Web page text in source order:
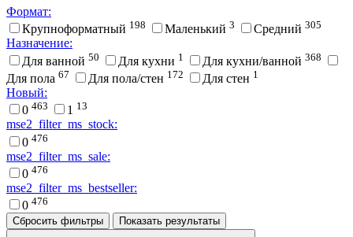
Формат:
Крупноформатный 198 Маленький 3 Средний 305
Назначение:
Для ванной 50 Для кухни 1 Для кухни/ванной 368
Для пола 67 Для пола/стен 172 Для стен 1
Новый:
0 463 1 13
mse2_filter_ms_stock:
0 476
mse2_filter_ms_sale:
0 476
mse2_filter_ms_bestseller:
0 476
Сбросить фильтры
Показать результаты